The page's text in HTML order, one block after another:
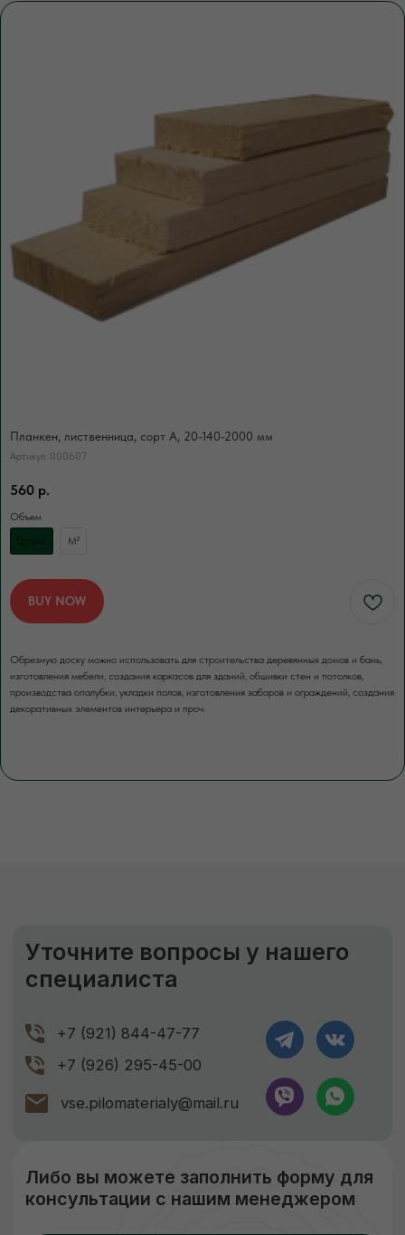
Планкен, лиственница, сорт А, 20-140-2000 мм
Артикул: 000607
560 р.
Объем
Штука
М²
BUY NOW
Обрезную доску можно использовать для строительства деревянных домов и бань,
изготовления мебели, создания каркасов для зданий, обшивки стен и потолков,
производства опалубки, укладки полов, изготовления заборов и ограждений, создания
декоративных элементов интерьера и проч.
Либо вы можете заполнить форму для
консультации с нашим менеджером
персональных данных
Уточните вопросы у нашего
+7 (926) 295-45-00
Это может пригодиться
ДОПОЛНИТЕЛЬНЫЕ
УСЛУГИ
нашими грузчиками
ЧАЩЕ ВСЕГО ЗАКАЗЫВАЮТ
ЗАКАЗАТЬ
Сушка древесины
ЕСЛИ НУЖНО ПРОСУШИТЬ
Бережно
Профессионально
Правильное хранение